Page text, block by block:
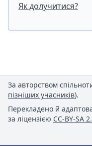
Як долучитися?
За авторством
пізніших учасників).
Перекладено й
за ліцензією CC-BY-SA